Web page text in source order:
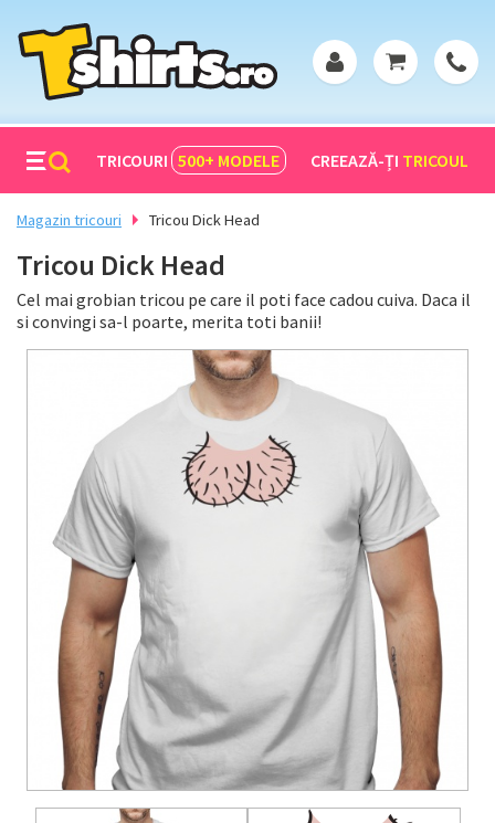
TRICOURI 500+ MODELE CREEAZĂ-ȚI TRICOUL
Magazin tricouri Tricou Dick Head
Tricou Dick Head
Cel mai grobian tricou pe care il poti face cadou cuiva. Daca il
si convingi sa-l poarte, merita toti banii!